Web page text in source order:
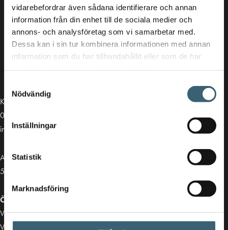
vidarebefordrar även sådana identifierare och annan
information från din enhet till de sociala medier och
annons- och analysföretag som vi samarbetar med.
Dessa kan i sin tur kombinera informationen med annan
information som du har tillhandahållit eller som de har
Nödvändig
Inställningar
Statistik
Marknadsföring
Kontakt
013-39 30 90
info@alvestadtanken.se
Algolgatan 7
583 30 Linköping
Öppettider butik:
Vardagar 07.00 - 16.00
Viktiga länkar